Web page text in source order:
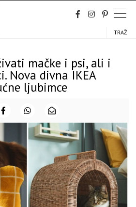
TRAŽI
mačke i psi, ali i
Nova divna IKEA
ljubimce